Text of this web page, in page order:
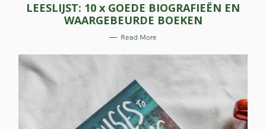
T
E
G
O
R
I
S
LEESLIJST: 10 x GOEDE BIOGRAFIEËN EN
WAARGEBEURDE BOEKEN
Read More